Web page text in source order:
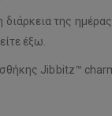
της
έξω.
Jibbitz™